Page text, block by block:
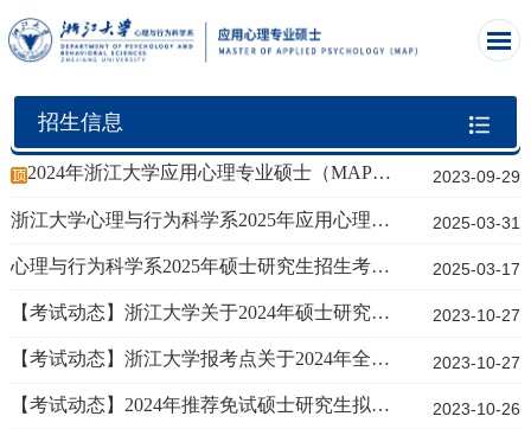
招生信息
2024年浙江大学应用心理专业硕士（MAP）招生简章 2023-09-29
​浙江大学心理与行为科学系2025年应用心理博士专业学位研究生招生简章 2025-03-31
心理与行为科学系2025年硕士研究生招生考试复试录取方案 2025-03-17
【考试动态】浙江大学关于2024年硕士研究生招生考试提交资格审查有关材料的通知 2023-10-27
【考试动态】浙江大学报考点关于2024年全国硕士研究生招生考试网上确认的公告 2023-10-27
【考试动态】2024年推荐免试硕士研究生拟录取名单公示 2023-10-26